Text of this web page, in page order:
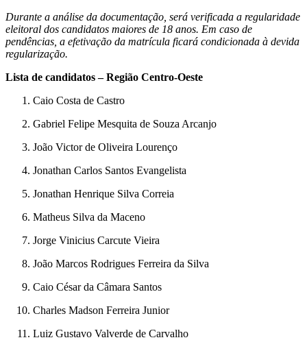
Durante a análise da documentação, será verificada a regularidade
eleitoral dos candidatos maiores de 18 anos. Em caso de
pendências, a efetivação da matrícula ficará condicionada à devida
regularização.
Lista de candidatos – Região Centro-Oeste
Caio Costa de Castro
Gabriel Felipe Mesquita de Souza Arcanjo
João Victor de Oliveira Lourenço
Jonathan Carlos Santos Evangelista
Jonathan Henrique Silva Correia
Matheus Silva da Maceno
Jorge Vinicius Carcute Vieira
João Marcos Rodrigues Ferreira da Silva
Caio César da Câmara Santos
Charles Madson Ferreira Junior
Luiz Gustavo Valverde de Carvalho